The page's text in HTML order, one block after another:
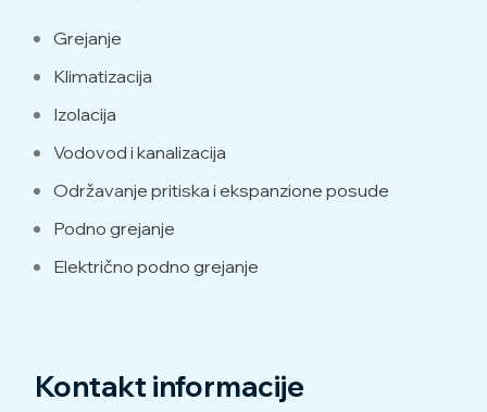
Grejanje
Klimatizacija
Izolacija
Vodovod i kanalizacija
Održavanje pritiska i ekspanzione posude
Podno grejanje
Električno podno grejanje
Kontakt informacije